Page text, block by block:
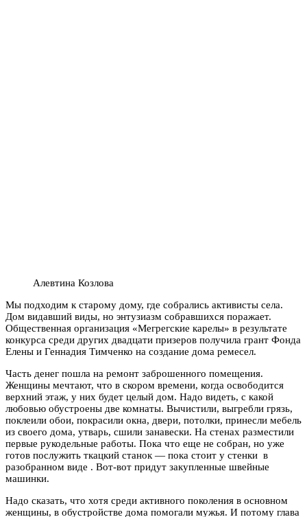
Алевтина Козлова
Мы подходим к старому дому, где собрались активисты села.
Дом видавший виды, но энтузиазм собравшихся поражает.
Общественная организация «Мегрегские карелы» в результате
конкурса среди других двадцати призеров получила грант Фонда
Елены и Геннадия Тимченко на создание дома ремесел.
Часть денег пошла на ремонт заброшенного помещения.
Женщины мечтают, что в скором времени, когда освободится
верхний этаж, у них будет целый дом. Надо видеть, с какой
любовью обустроены две комнаты. Вычистили, выгребли грязь,
поклеили обои, покрасили окна, двери, потолки, принесли мебель
из своего дома, утварь, сшили занавески. На стенах разместили
первые рукодельные работы. Пока что еще не собран, но уже
готов послужить ткацкий станок — пока стоит у стенки в
разобранном виде . Вот-вот придут закупленные швейные
машинки.
Надо сказать, что хотя среди активного поколения в основном
женщины, в обустройстве дома помогали мужья. И потому глава